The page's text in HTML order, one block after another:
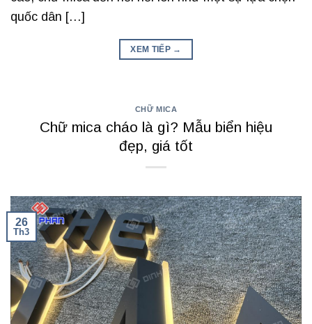
quốc dân […]
XEM TIẾP →
CHỮ MICA
Chữ mica cháo là gì? Mẫu biển hiệu
đẹp, giá tốt
26
Th3